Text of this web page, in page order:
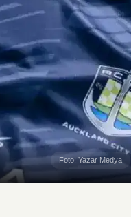
Foto: Yazar Medya